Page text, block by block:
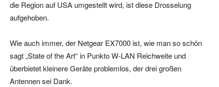
die Region auf USA umgestellt wird, ist diese Drosselung
aufgehoben.
Wie auch immer, der Netgear EX7000 ist, wie man so schön
sagt „State of the Art“ in Punkto W-LAN Reichweite und
überbietet kleinere Geräte problemlos, der drei großen
Antennen sei Dank.